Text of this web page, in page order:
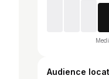
Audience